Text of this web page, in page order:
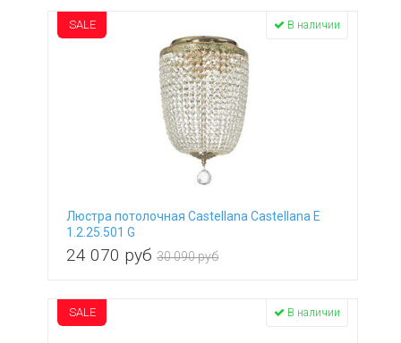
Люстра потолочная Castellana Castellana E
1.2.25.501 G
24 070 руб 30 090 руб
SALE В наличии
SALE В наличии